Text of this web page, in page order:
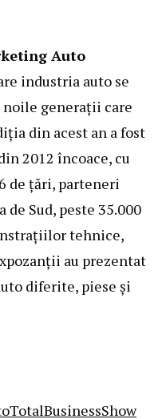
Auto
industria auto se
generații care
din acest an a fost
2012 încoace, cu
de țări, parteneri
Sud, peste 35.000
tehnice,
au prezentat
diferite, piese și